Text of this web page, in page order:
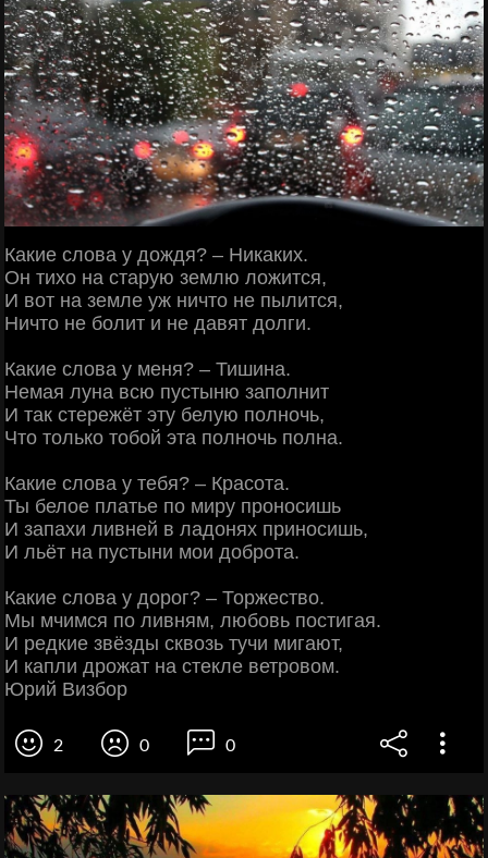
Какие слова у дождя? – Никаких.
Он тихо на старую землю ложится,
И вот на земле уж ничто не пылится,
Ничто не болит и не давят долги.
Какие слова у меня? – Тишина.
Немая луна всю пустыню заполнит
И так стережёт эту белую полночь,
Что только тобой эта полночь полна.
Какие слова у тебя? – Красота.
Ты белое платье по миру проносишь
И запахи ливней в ладонях приносишь,
И льёт на пустыни мои доброта.
Какие слова у дорог? – Торжество.
Мы мчимся по ливням, любовь постигая.
И редкие звёзды сквозь тучи мигают,
И капли дрожат на стекле ветровом.
Юрий Визбор
2 0 0